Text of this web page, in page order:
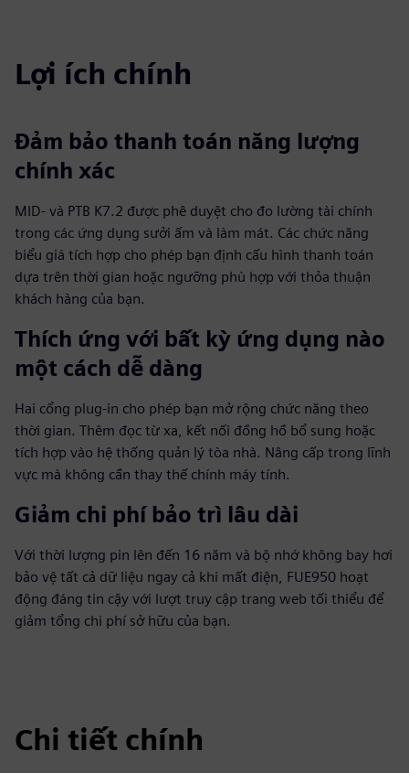
Lợi ích chính
Đảm bảo thanh toán năng lượng
chính xác
MID- và PTB K7.2 được phê duyệt cho đo lường tài chính
trong các ứng dụng sưởi ấm và làm mát. Các chức năng
biểu giá tích hợp cho phép bạn định cấu hình thanh toán
dựa trên thời gian hoặc ngưỡng phù hợp với thỏa thuận
khách hàng của bạn.
Thích ứng với bất kỳ ứng dụng nào
một cách dễ dàng
Hai cổng plug-in cho phép bạn mở rộng chức năng theo
thời gian. Thêm đọc từ xa, kết nối đồng hồ bổ sung hoặc
tích hợp vào hệ thống quản lý tòa nhà. Nâng cấp trong lĩnh
vực mà không cần thay thế chính máy tính.
Giảm chi phí bảo trì lâu dài
Với thời lượng pin lên đến 16 năm và bộ nhớ không bay hơi
bảo vệ tất cả dữ liệu ngay cả khi mất điện, FUE950 hoạt
động đáng tin cậy với lượt truy cập trang web tối thiểu để
giảm tổng chi phí sở hữu của bạn.
Chi tiết chính